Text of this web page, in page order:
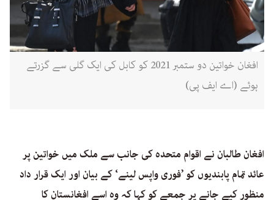
افغان خواتین دو ستمبر 2021 کو کابل کی ایک گلی سے گزرتے
ہوئے (اے ایف پی)
افغان طالبان نے اقوام متحدہ کی جانب سے ملک میں خواتین پر
عائد تمام پابندیوں کو ’فوری واپس لینے‘ کے بیان اور ایک قرار داد
منظور کیے جانے پر جمعے کو کہا کہ وہ اسے افغانستان کا